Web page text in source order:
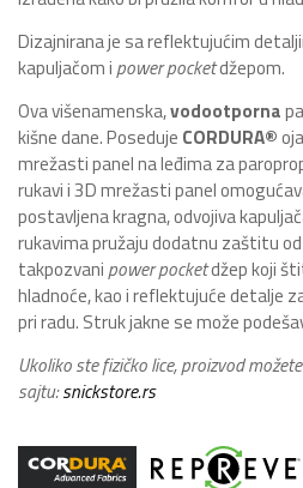
Dizajnirana je sa reflektujućim
kapuljačom ipower pocketdžepom.
Ova višenamenska,vodootporna
kišne dane. Poseduje CORDURA®
mrežasti panel na leđima za
rukavi i 3D mrežasti panel
postavljena kragna, odvojiva
rukavima pružaju dodatnu zaštitu od
takpozvanipower pocketdžep koji
hladnoće, kao i reflektujuće detalje
pri radu. Struk jakne se može
Ukoliko ste fizičko lice, proizvod
sajtu:snickstore.rs